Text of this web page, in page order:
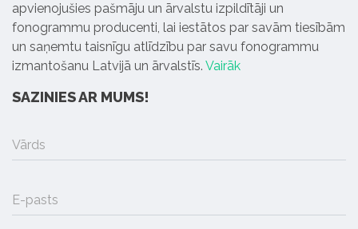
apvienojušies pašmāju un ārvalstu izpildītāji un
fonogrammu producenti, lai iestātos par savām tiesībām
un saņemtu taisnīgu atlīdzību par savu fonogrammu
izmantošanu Latvijā un ārvalstīs. Vairāk
SAZINIES AR MUMS!
Vārds
E-pasts